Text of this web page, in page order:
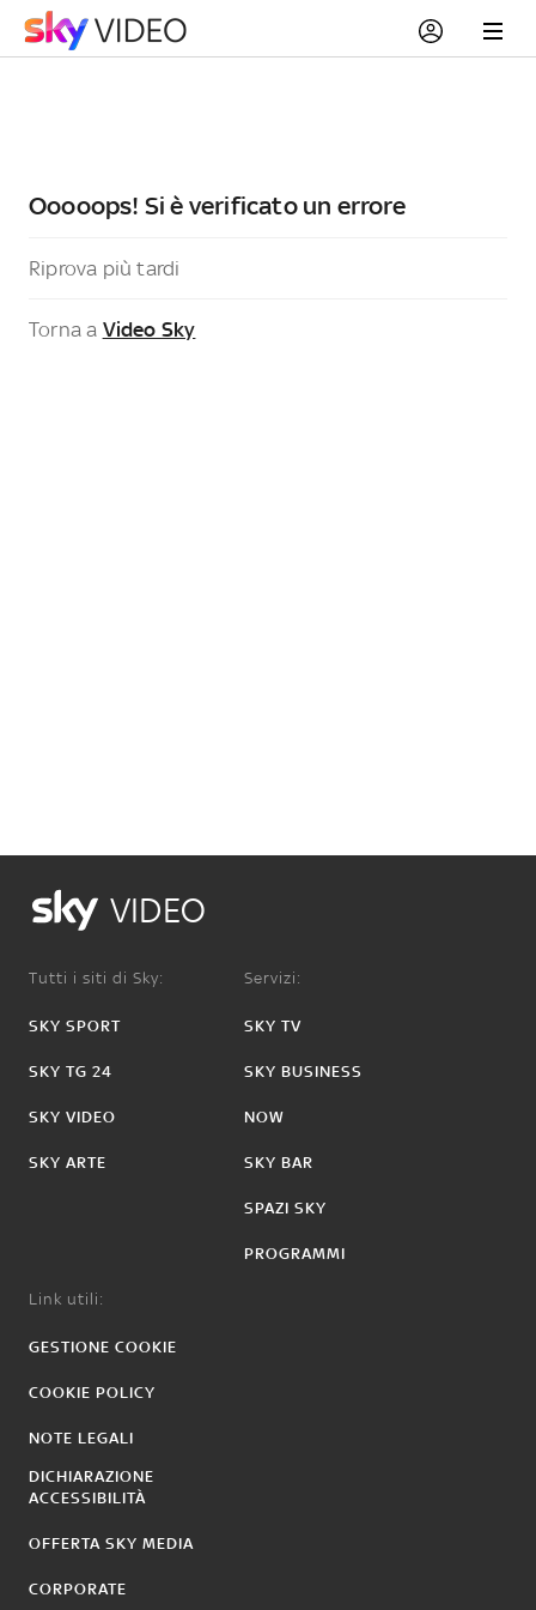
Ooooops! Si è verificato un errore
Riprova più tardi
Torna a Video Sky
VIDEO
Tutti i siti di Sky:
SKY SPORT
SKY TG 24
SKY VIDEO
SKY ARTE
Servizi:
SKY TV
SKY BUSINESS
NOW
SKY BAR
SPAZI SKY
PROGRAMMI
Link utili:
GESTIONE COOKIE
COOKIE POLICY
NOTE LEGALI
DICHIARAZIONE
ACCESSIBILITÀ
OFFERTA SKY MEDIA
CORPORATE